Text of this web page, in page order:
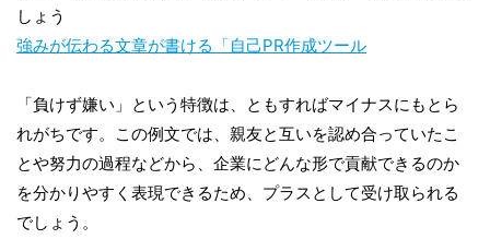
しょう
強みが伝わる文章が書ける「自己PR作成ツール
「負けず嫌い」という特徴は、ともすればマイナスにもとら
れがちです。この例文では、親友と互いを認め合っていたこ
とや努力の過程などから、企業にどんな形で貢献できるのか
を分かりやすく表現できるため、プラスとして受け取られる
でしょう。